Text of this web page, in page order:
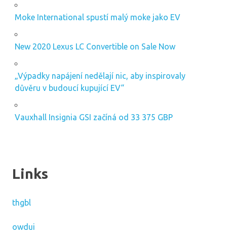
Moke International spustí malý moke jako EV
New 2020 Lexus LC Convertible on Sale Now
„Výpadky napájení nedělají nic, aby inspirovaly
důvěru v budoucí kupující EV“
Vauxhall Insignia GSI začíná od 33 375 GBP
Links
thgbl
owdui